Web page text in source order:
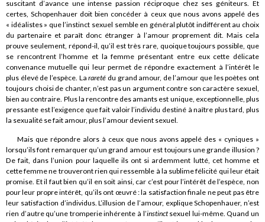
suscitant d’avance une intense passion réciproque chez ses géniteurs. Et
certes, Schopenhauer doit bien concéder à ceux que nous avons appelé des
« idéalistes » que l’instinct sexuel semble en général plutôt indifférent au choix
du partenaire et paraît donc étranger à l’amour proprement dit. Mais cela
prouve seulement, répond-il, qu’il est très rare, quoique toujours possible, que
se rencontrent l’homme et la femme présentant entre eux cette délicate
convenance mutuelle qui leur permet de répondre exactement à l’intérêt le
plus élevé de l’espèce. Larareté du grand amour, de l’amour que les poètes ont
toujours choisi de chanter, n’est pas un argument contre son caractère sexuel,
bien au contraire. Plus la rencontre des amants est unique, exceptionnelle, plus
pressante est l’exigence que fait valoir l’individu destiné à naître plus tard, plus
la sexualité se fait amour, plus l’amour devient sexuel.
Mais que répondre alors à ceux que nous avons appelé des « cyniques »
lorsqu’ils font remarquer qu’un grand amour est toujours une grande illusion ?
De fait, dans l’union pour laquelle ils ont si ardemment lutté, cet homme et
cette femme ne trouveront rien qui ressemble à la sublime félicité qui leur était
promise. Et il faut bien qu’il en soit ainsi, car c’est pour l’intérêt de l’espèce, non
pour leur propre intérêt, qu’ils ont œuvré : la satisfaction finale ne peut pas être
leur satisfaction d’individus. L’illusion de l’amour, explique Schopenhauer, n’est
rien d’autre qu’une tromperie inhérente à l’instinctsexuel lui-même. Quand un